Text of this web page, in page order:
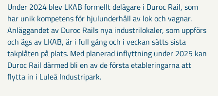
Under 2024 blev LKAB formellt delägare i Duroc Rail, som
har unik kompetens för hjulunderhåll av lok och vagnar.
Anläggandet av Duroc Rails nya industrilokaler, som uppförs
och ägs av LKAB, är i full gång och i veckan sätts sista
takplåten på plats. Med planerad inflyttning under 2025 kan
Duroc Rail därmed bli en av de första etableringarna att
flytta in i Luleå Industripark.